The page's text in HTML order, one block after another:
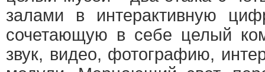
залами в интерактивную
сочетающую в себе целый
звук, видео, фотографию,